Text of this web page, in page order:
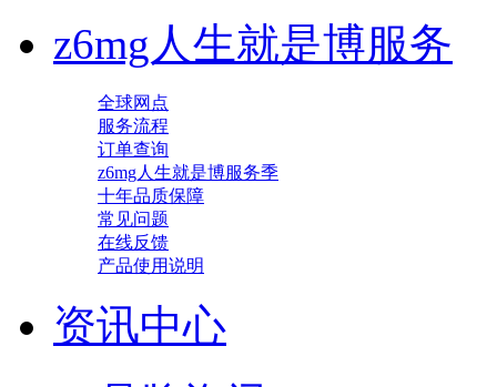
z6mg人生就是博服务
全球网点
服务流程
订单查询
z6mg人生就是博服务季
十年品质保障
常见问题
在线反馈
产品使用说明
资讯中心